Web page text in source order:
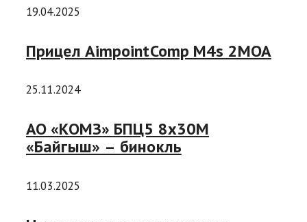
19.04.2025
Прицел AimpointComp M4s 2MOA
25.11.2024
АО «КОМЗ» БПЦ5 8х30М
«Байгыш» – бинокль
11.03.2025